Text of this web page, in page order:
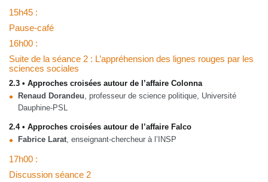
15h45 :
Pause-café
16h00 :
Suite de la séance 2 : L’appréhension des lignes rouges par les
sciences sociales
2.3 • Approches croisées autour de l’affaire Colonna
Renaud Dorandeu , professeur de science politique, Université
Dauphine-PSL
2.4 • Approches croisées autour de l’affaire Falco
Fabrice Larat , enseignant-chercheur à l’INSP
17h00 :
Discussion séance 2